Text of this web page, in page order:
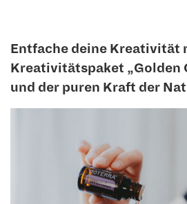
Entfache deine Kreativität
Kreativitätspaket „Golden
und der puren Kraft der